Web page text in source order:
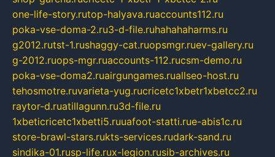
one-life-story.rutop-halyava.ruaccounts112.ru
poka-vse-doma-2.ru3-d-file.ruhahahaharms.ru
g2012.rutst-1.rushaggy-cat.ruopsmgr.ruev-gallery.ru
g-2012.ruops-mgr.ruaccounts-112.rucsm-demo.ru
poka-vse-doma2.ruairgungames.ruallseo-host.ru
tehosmotre.ruvarieta-yug.rucricetc1xbetr1xbetcc2.ru
raytor-d.ruatillagunn.ru3d-file.ru
1xbeticricetc1xbetti5.ruuafoot-statti.rue-abis1c.ru
store-brawl-stars.rukts-services.rudark-sand.ru
sindika-01.rusp-life.rux-legion.rusib-archives.ru